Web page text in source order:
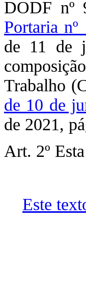
DODF nº
Portaria
de 11 de
Trabalho
de 10 de
de 2021,
Art. 2º
Este